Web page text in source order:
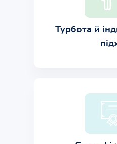
Турбота й